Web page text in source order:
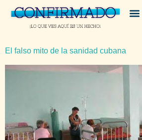
El falso mito de la sanidad cubana